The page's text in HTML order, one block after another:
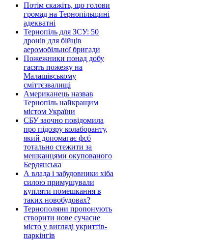
Потім скажіть, що голови
громад на Тернопільщині
адекватні
Тернопіль для ЗСУ: 50
дронів для бійців
аеромобільної бригади
Пожежники понад добу
гасять пожежу на
Малашівському
сміттєзвалищі
Американець назвав
Тернопіль найкращим
містом України
СБУ заочно повідомила
про підозру колаборанту,
який допомагає фсб
тотально стежити за
мешканцями окупованого
Бердянська
А влада і забудовники хіба
силою примушували
купляти помешкання в
таких новобудовах?
Тернополяни пропонують
створити нове сучасне
місто у вигляді укриттів-
паркінгів